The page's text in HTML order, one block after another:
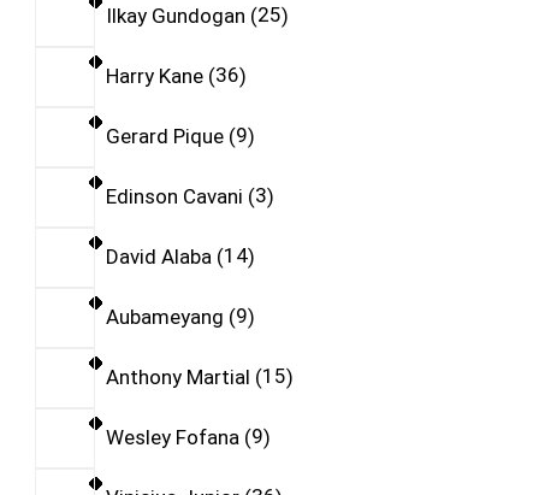
Ilkay Gundogan 25
Harry Kane 36
Gerard Pique 9
Edinson Cavani 3
David Alaba 14
Aubameyang 9
Anthony Martial 15
Wesley Fofana 9